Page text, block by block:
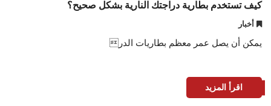
كيف تستخدم بطارية دراجتك النارية بشكل صحيح؟
أخبار
يمكن أن يصل عمر معظم بطاريات الدر
اقرأ المزيد